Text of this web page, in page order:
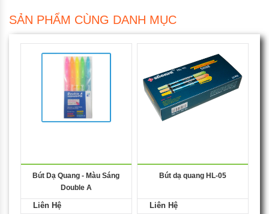
SẢN PHẨM CÙNG DANH MỤC
Bút Dạ Quang - Màu Sáng
Double A
Liên Hệ
Bút dạ quang HL-05
Liên Hệ